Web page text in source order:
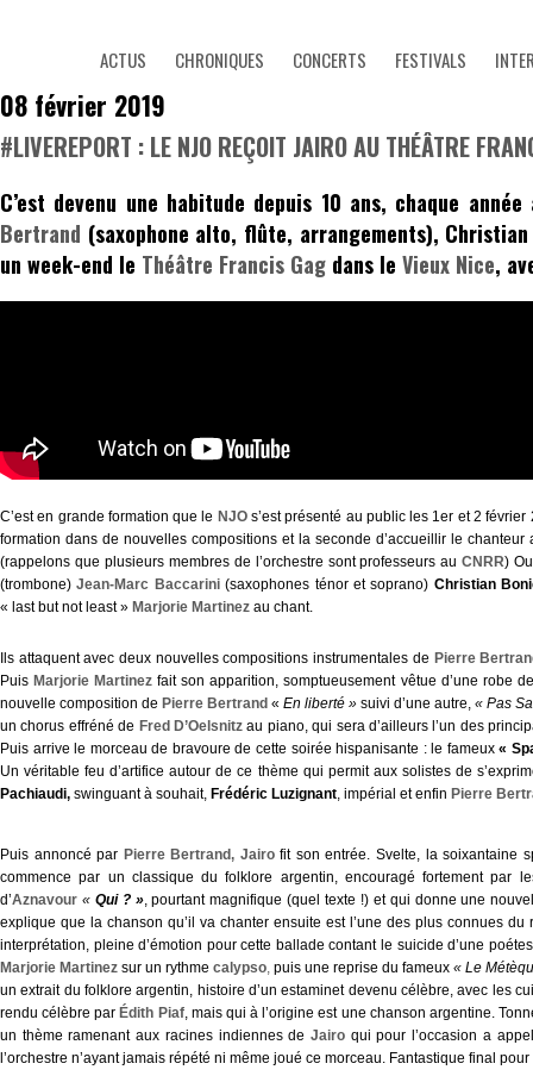
ACTUS CHRONIQUES CONCERTS FESTIVALS
08 février 2019
#LIVEREPORT : LE NJO REÇOIT JAIRO AU THÉÂTRE
C’est devenu une habitude depuis 10 ans, chaque
Bertrand (saxophone alto, flûte, arrangements),
un week-end le Théâtre Francis Gag dans le Vieux Nice,
C’est en grande formation que le NJOs’est présenté au public les 1er et 2
formation dans de nouvelles compositions et la seconde d’accueillir le
(rappelons que plusieurs membres de l’orchestre sont professeurs auCNRR)
(trombone)Jean-Marc Baccarini(saxophones ténor et soprano) Christian
« last but not least » Marjorie Martinez au chant.
Ils attaquent avec deux nouvelles compositions instrumentales de Pierre
Puis Marjorie Martinez fait son apparition, somptueusement vêtue d’une robe
nouvelle composition de Pierre Bertrand«En liberté » suivi d’une autre,« Pas
un chorus effréné de Fred D’Oelsnitzau piano, qui sera d’ailleurs l’un des
Puis arrive le morceau de bravoure de cette soirée hispanisante : le fameux«
Un véritable feu d’artifice autour de ce thème qui permit aux solistes de
Pachiaudi, swinguant à souhait, Frédéric Luzignant, impérial et enfin Pierre
Puis annoncé par Pierre Bertrand, Jairo fit son entrée. Svelte, la soixantaine
commence par un classique du folklore argentin, encouragé fortement par
d’Aznavour « Qui ? », pourtant magnifique (quel texte !) et qui donne une
explique que la chanson qu’il va chanter ensuite est l’une des plus connues du
interprétation, pleine d’émotion pour cette ballade contant le suicide d’une
Marjorie Martinez sur un rythme calypso, puis une reprise du fameux « Le
un extrait du folklore argentin, histoire d’un estaminet devenu célèbre, avec les
rendu célèbre par Édith Piaf, mais qui à l’origine est une chanson argentine.
un thème ramenant aux racines indiennes deJairo qui pour l’occasion a
l’orchestre n’ayant jamais répété ni même joué ce morceau. Fantastique final